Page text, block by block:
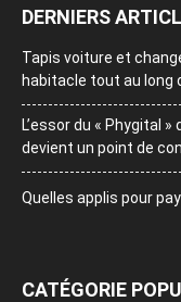
DERNIERS
Tapis voiture et
habitacle tout au long
L’essor du « Phygital
devient un point de
Quelles applis pour
CATÉGORIE